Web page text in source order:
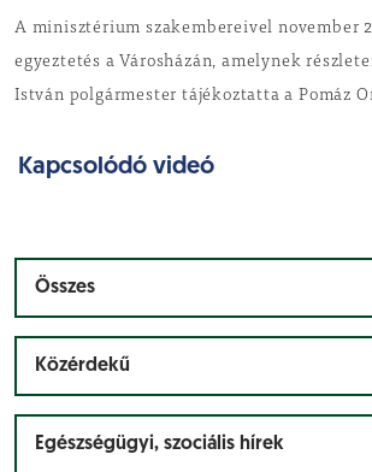
A minisztérium szakembereivel november
egyeztetés a Városházán, amelynek
István polgármester tájékoztatta a Pomáz
Kapcsolódó videó
Összes
Közérdekű
Egészségügyi, szociális hírek